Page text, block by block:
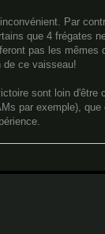
Par
que 4 frégates
pas les mêmes
de ce vaisseau!
sont loin d'être
par exemple),